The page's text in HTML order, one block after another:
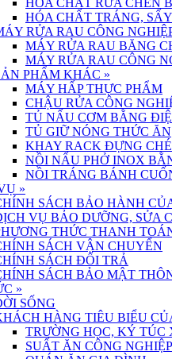
HÓA CHẤT RỬA CHÉN
HÓA CHẤT TRÁNG,
RỬA RAU CÔNG
MÁY RỬA RAU BĂNG
MÁY RỬA RAU CÔNG
PHẨM KHÁC »
MÁY HẤP THỰC PHẨM
CHẬU RỬA CÔNG
TỦ NẤU CƠM BẰNG
TỦ GIỮ NÓNG THỨC ĂN
KHAY RACK ĐỰNG
NỒI NẤU PHỞ INOX
NỒI TRÁNG BÁNH
»
SÁCH BẢO HÀNH
VỤ BẢO DƯỠNG, SỬA
THỨC THANH
SÁCH VẬN CHUYỂN
SÁCH ĐỔI TRẢ
SÁCH BẢO MẬT
»
SỐNG
HÀNG TIÊU BIỂU
TRƯỜNG HỌC, KÝ TÚC
SUẤT ĂN CÔNG NGHIỆP